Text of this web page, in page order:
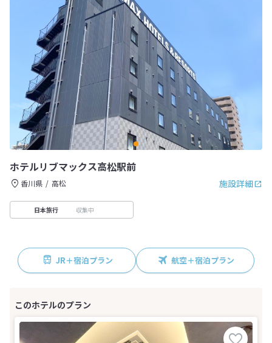
ホテルリブマックス高松駅前
施設詳細
香川県 高松
日本旅行 収集中
JR＋宿泊プラン 航空＋宿泊プラン